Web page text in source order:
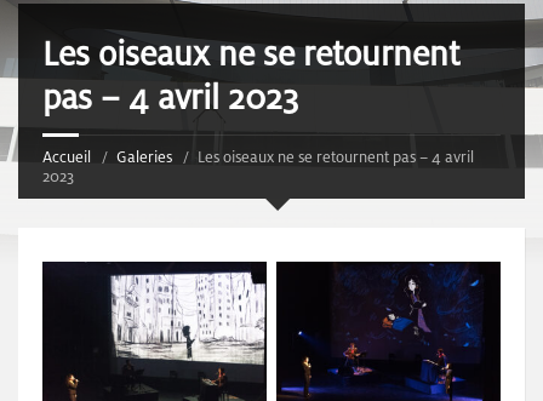
Les oiseaux ne se retournent
pas – 4 avril 2023
Accueil Galeries
Les oiseaux ne se retournent pas – 4 avril
2023